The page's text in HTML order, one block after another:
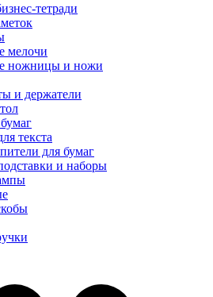
тетради
мелочи
ножницы и ножи
и держатели
текста
для бумаг
и наборы